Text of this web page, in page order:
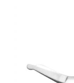
Оставить отзыв